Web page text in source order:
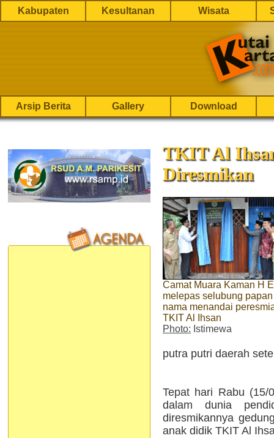
Kabupaten Kesultanan Wisata
Arsip Berita Gallery Download
TKIT Al
Diresmikan
Camat Muara Kaman H
melepas selubung papan
nama menandai
TKIT Al Ihsan
Photo: Istimewa
putra putri daerah
Tepat hari Rabu (15/
dalam dunia
diresmikannya
anak didik TKIT Al